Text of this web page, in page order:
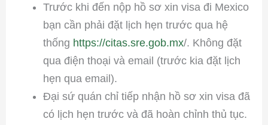
Trước khi đến nộp hồ sơ xin visa đi Mexico
bạn cần phải đặt lịch hẹn trước qua hệ
thống https://citas.sre.gob.mx/. Không đặt
qua điện thoại và email (trước kia đặt lịch
hẹn qua email).
Đại sứ quán chỉ tiếp nhận hồ sơ xin visa đã
có lịch hẹn trước và đã hoàn chỉnh thủ tục.